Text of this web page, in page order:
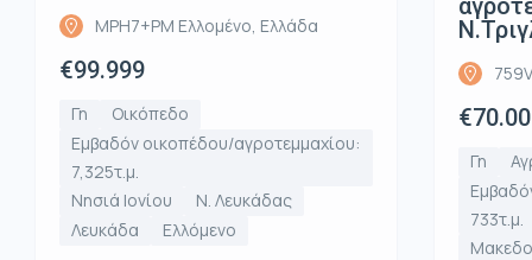
MPH7+PM Ελλομένο, Ελλάδα
€99.999
Γη
Οικόπεδο
Εμβαδόν οικοπέδου/αγροτεμμαχίου:
7,325τ.μ.
Νησιά Ιονίου
Ν. Λευκάδας
Λευκάδα
Ελλόμενο
Γη
733τ.μ.